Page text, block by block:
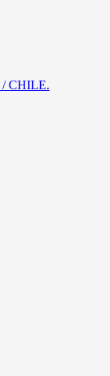
/ CHILE.